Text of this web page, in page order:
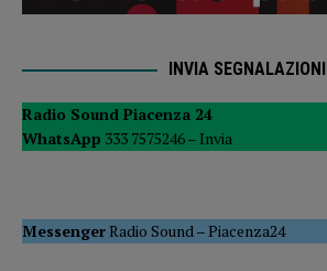
INVIA SEGNALAZIONI
Radio Sound Piacenza 24
WhatsApp 333 7575246 – Invia
MessengerRadio Sound–Piacenza24